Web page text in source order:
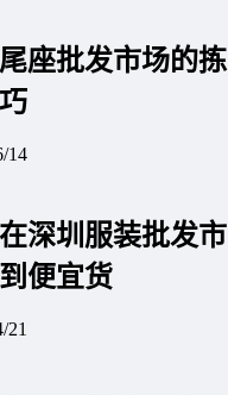
座批发市场的拣
14
深圳服装批发市
便宜货
21